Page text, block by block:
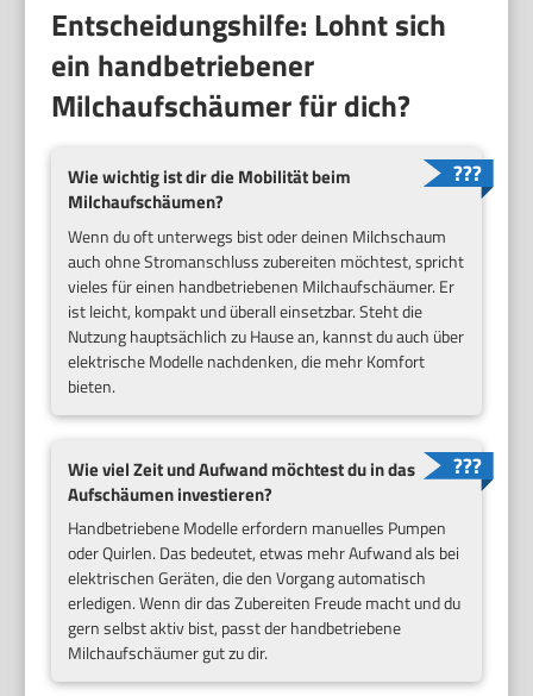
Entscheidungshilfe: Lohnt sich
ein handbetriebener
Milchaufschäumer für dich?
Wie wichtig ist dir die Mobilität beim
Milchaufschäumen?
Wenn du oft unterwegs bist oder deinen Milchschaum
auch ohne Stromanschluss zubereiten möchtest, spricht
vieles für einen handbetriebenen Milchaufschäumer. Er
ist leicht, kompakt und überall einsetzbar. Steht die
Nutzung hauptsächlich zu Hause an, kannst du auch über
elektrische Modelle nachdenken, die mehr Komfort
bieten.
Wie viel Zeit und Aufwand möchtest du in das
Aufschäumen investieren?
Handbetriebene Modelle erfordern manuelles Pumpen
oder Quirlen. Das bedeutet, etwas mehr Aufwand als bei
elektrischen Geräten, die den Vorgang automatisch
erledigen. Wenn dir das Zubereiten Freude macht und du
gern selbst aktiv bist, passt der handbetriebene
Milchaufschäumer gut zu dir.